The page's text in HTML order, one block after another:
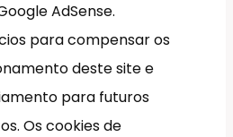
AdSense.
para compensar os
deste site e
para futuros
Os cookies de